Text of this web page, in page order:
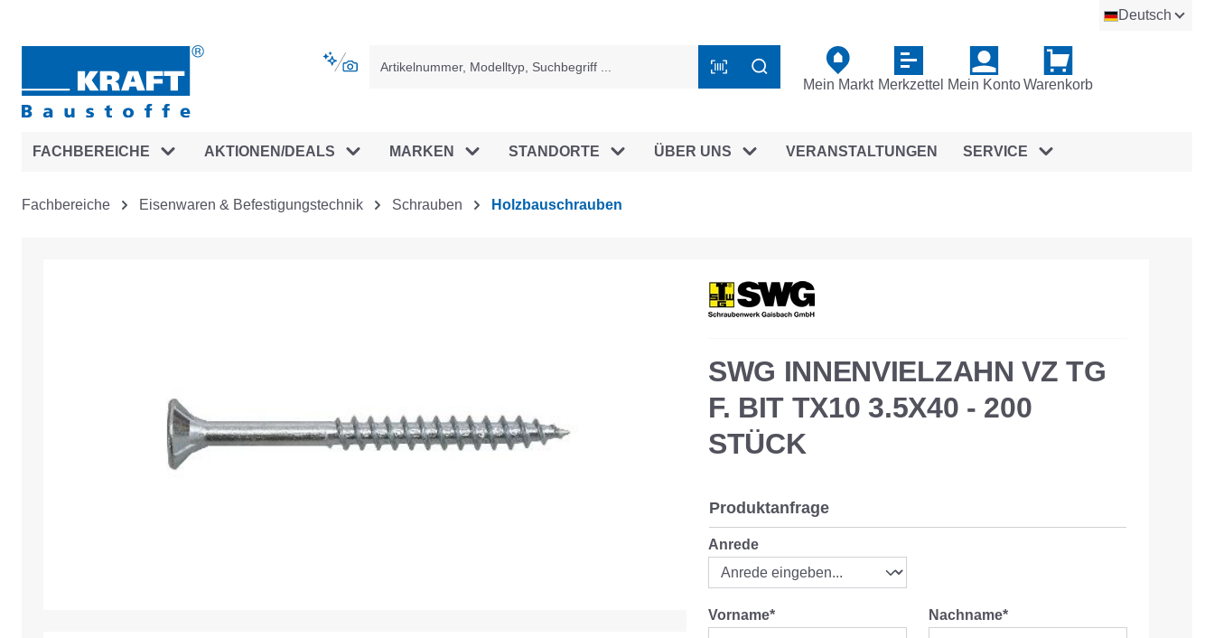
Deutsch
Mein Markt Merkzettel Mein KontoWarenkorb
FACHBEREICHE AKTIONEN/DEALS MARKEN STANDORTE ÜBER UNS VERANSTALTUNGEN SERVICE
Fachbereiche Eisenwaren & Befestigungstechnik Schrauben Holzbauschrauben
SWG INNENVIELZAHN VZ TG
F. BIT TX10 3.5X40 - 200
STÜCK
Produktanfrage
Anrede
Vorname* Nachname*